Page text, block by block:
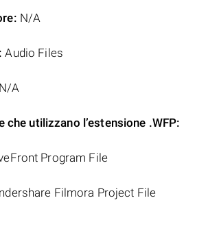
N/A
Audio Files
N/A
che utilizzano l’estensione .WFP:
Program File
Filmora Project File